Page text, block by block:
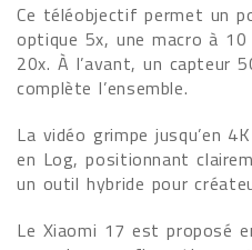
Ce téléobjectif permet un
optique 5x, une macro à
20x. À l’avant, un capteur
complète l’ensemble.
La vidéo grimpe jusqu’en
en Log, positionnant
un outil hybride pour
Le Xiaomi 17 est proposé